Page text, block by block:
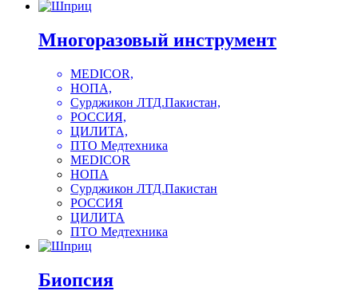
Многоразовый инструмент
MEDICOR,
НОПА,
Сурджикон ЛТД.Пакистан,
РОССИЯ,
ЦИЛИТА,
ПТО Медтехника
MEDICOR
НОПА
Сурджикон ЛТД.Пакистан
РОССИЯ
ЦИЛИТА
ПТО Медтехника
Биопсия